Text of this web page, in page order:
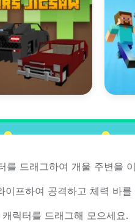
를 드래그하여 개울 주변을
이프하여 공격하고 체력 바를
릭터를 드래그해 모으세요.